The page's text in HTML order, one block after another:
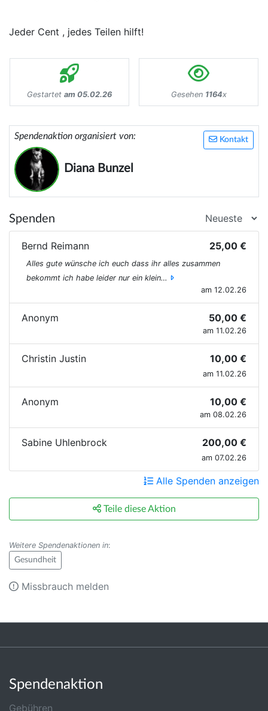
Jeder Cent , jedes Teilen hilft!
Gestartet am 05.02.26 Gesehen 1164x
Kontakt
Spendenaktion organisiert von:
Diana Bunzel
Spenden
Bernd Reimann 25,00 €
Alles gute wünsche ich euch dass ihr alles zusammen
bekommt ich habe leider nur ein klein…
am 12.02.26
Anonym 50,00 €
am 11.02.26
Christin Justin 10,00 €
am 11.02.26
Anonym 10,00 €
am 08.02.26
Sabine Uhlenbrock 200,00 €
am 07.02.26
Alle Spenden anzeigen
Teile diese Aktion
Weitere Spendenaktionen in:
Gesundheit
Missbrauch melden
Spendenaktion
Gebühren